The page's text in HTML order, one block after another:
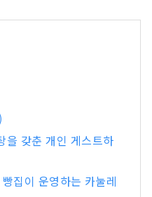
고라쿠엔, 역사와 문화, 예술
미관지구 등 세계적인 관광
갖춘 개인 게스트하
집이 운영하는 카눌레